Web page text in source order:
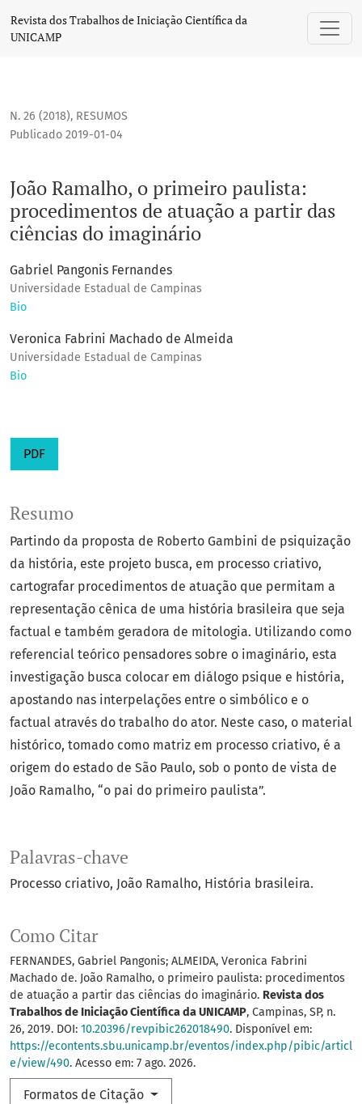
João Ramalho, o primeiro paulista: procedimentos de
Revista dos Trabalhos de Iniciação Científica da
UNICAMP
N. 26 (2018), RESUMOS
João Ramalho, o primeiro paulista:
procedimentos de atuação a partir das
ciências do imaginário
Publicado 2019-01-04
Gabriel Pangonis Fernandes
Universidade Estadual de Campinas
Bio
Veronica Fabrini Machado de Almeida
Universidade Estadual de Campinas
Bio
PDF
Palavras-chave
Processo criativo João Ramalho História brasileira.
Como Citar
FERNANDES, Gabriel Pangonis; ALMEIDA, Veronica Fabrini
Machado de. João Ramalho, o primeiro paulista: procedimentos
de atuação a partir das ciências do imaginário. Revista dos
Trabalhos de Iniciação Científica da UNICAMP, Campinas, SP, n.
26, 2019. DOI: 10.20396/revpibic262018490. Disponível em:
https://econtents.sbu.unicamp.br/eventos/index.php/pibic/articl
e/view/490. Acesso em: 7 ago. 2026.
Formatos de Citação
Resumo
Partindo da proposta de Roberto Gambini de psiquização
da história, este projeto busca, em processo criativo,
cartografar procedimentos de atuação que permitam a
representação cênica de uma história brasileira que seja
factual e também geradora de mitologia. Utilizando como
referencial teórico pensadores sobre o imaginário, esta
investigação busca colocar em diálogo psique e história,
apostando nas interpelações entre o simbólico e o
factual através do trabalho do ator. Neste caso, o material
histórico, tomado como matriz em processo criativo, é a
origem do estado de São Paulo, sob o ponto de vista de
João Ramalho, “o pai do primeiro paulista”.